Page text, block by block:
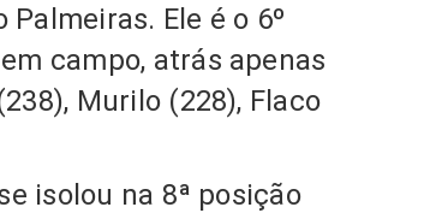
Palmeiras. Ele é o 6º
campo, atrás apenas
Murilo (228), Flaco
isolou na 8ª posição